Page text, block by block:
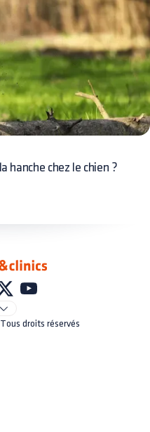
hanche chez le chien ?
droits réservés